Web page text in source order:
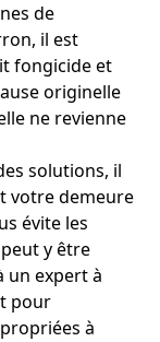
de
il est
fongicide et
originelle
ne revienne
solutions, il
votre demeure
évite les
y être
un expert à
pour
à